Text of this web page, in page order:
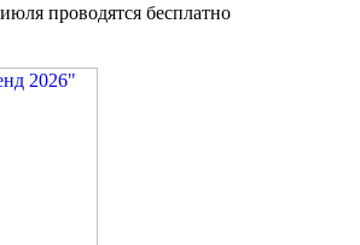
проводятся бесплатно